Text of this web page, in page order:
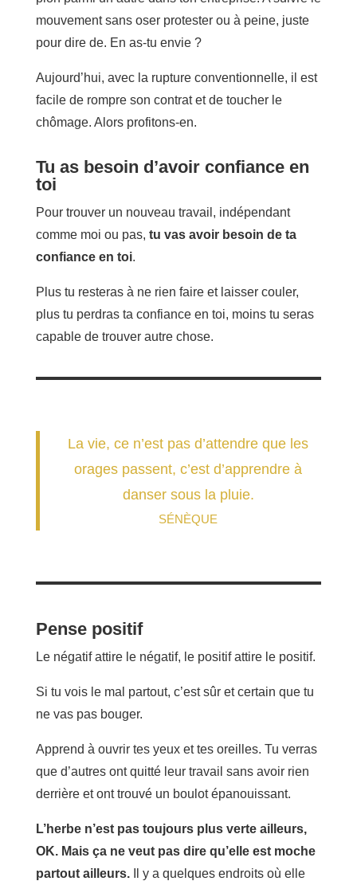
mouvement sans oser protester ou à peine, juste
pour dire de. En as-tu envie ?
Aujourd’hui, avec la rupture conventionnelle, il est
facile de rompre son contrat et de toucher le
chômage. Alors profitons-en.
Tu as besoin d’avoir confiance en
toi
Pour trouver un nouveau travail, indépendant
comme moi ou pas, tu vas avoir besoin de ta
confiance en toi.
Plus tu resteras à ne rien faire et laisser couler,
plus tu perdras ta confiance en toi, moins tu seras
capable de trouver autre chose.
La vie, ce n’est pas d’attendre que les
orages passent, c’est d’apprendre à
danser sous la pluie.
SÉNÈQUE
Pense positif
Le négatif attire le négatif, le positif attire le positif.
Si tu vois le mal partout, c’est sûr et certain que tu
ne vas pas bouger.
Apprend à ouvrir tes yeux et tes oreilles. Tu verras
que d’autres ont quitté leur travail sans avoir rien
derrière et ont trouvé un boulot épanouissant.
L’herbe n’est pas toujours plus verte ailleurs,
OK. Mais ça ne veut pas dire qu’elle est moche
partout ailleurs.Il y a quelques endroits où elle